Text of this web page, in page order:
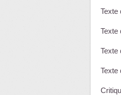
Texte
Texte
Texte
Texte